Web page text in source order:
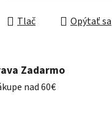
Tlač
Opýtať sa
Zadarmo
nad 60€